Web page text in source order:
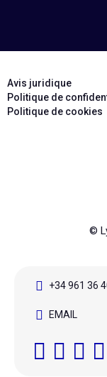
Avis juridique
Politique de
Politique de cookies
©
+34 961 36
EMAIL